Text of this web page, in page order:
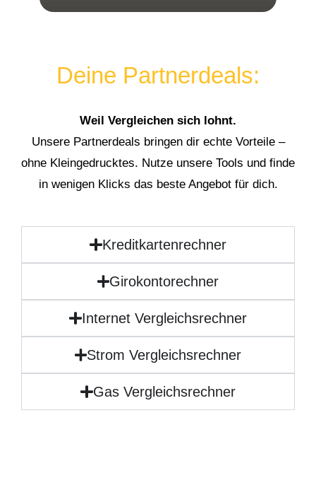
Deine Partnerdeals:
Weil Vergleichen sich lohnt.
Unsere Partnerdeals bringen dir echte Vorteile –
ohne Kleingedrucktes. Nutze unsere Tools und finde
in wenigen Klicks das beste Angebot für dich.
Kreditkartenrechner
Girokontorechner
Internet Vergleichsrechner
Strom Vergleichsrechner
Gas Vergleichsrechner